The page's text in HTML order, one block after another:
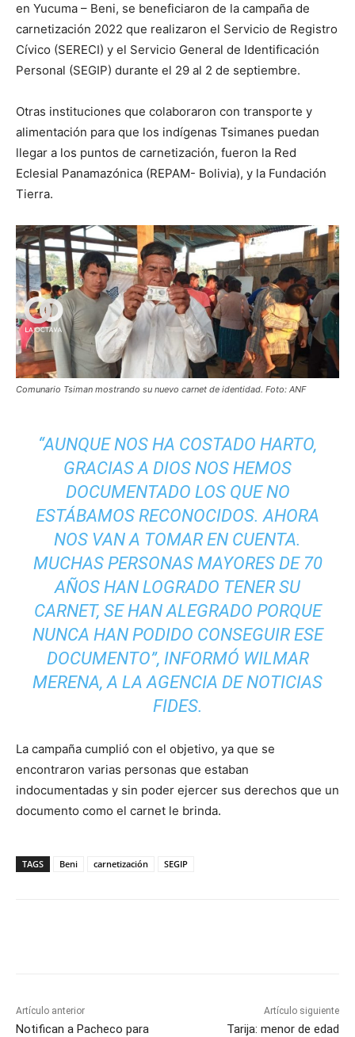
en Yucuma – Beni, se beneficiaron de la campaña de
carnetización 2022 que realizaron el Servicio de Registro
Cívico (SERECI) y el Servicio General de Identificación
Personal (SEGIP) durante el 29 al 2 de septiembre.
Otras instituciones que colaboraron con transporte y
alimentación para que los indígenas Tsimanes puedan
llegar a los puntos de carnetización, fueron la Red
Eclesial Panamazónica (REPAM- Bolivia), y la Fundación
Tierra.
Comunario Tsiman mostrando su nuevo carnet de identidad. Foto: ANF
“AUNQUE NOS HA COSTADO HARTO,
GRACIAS A DIOS NOS HEMOS
DOCUMENTADO LOS QUE NO
ESTÁBAMOS RECONOCIDOS. AHORA
NOS VAN A TOMAR EN CUENTA.
MUCHAS PERSONAS MAYORES DE 70
AÑOS HAN LOGRADO TENER SU
CARNET, SE HAN ALEGRADO PORQUE
NUNCA HAN PODIDO CONSEGUIR ESE
DOCUMENTO”, INFORMÓ WILMAR
MERENA, A LA AGENCIA DE NOTICIAS
FIDES.
La campaña cumplió con el objetivo, ya que se
encontraron varias personas que estaban
indocumentadas y sin poder ejercer sus derechos que un
documento como el carnet le brinda.
TAGS Beni carnetización SEGIP
Artículo anterior
Notifican a Pacheco para
Artículo siguiente
Tarija: menor de edad